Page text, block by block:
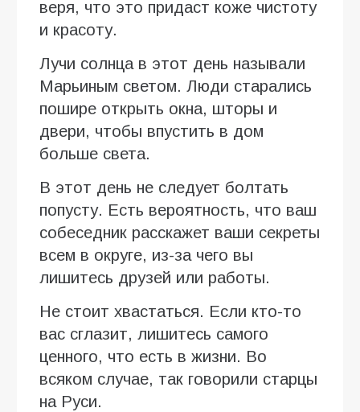
веря, что это придаст коже чистоту
и красоту.
Лучи солнца в этот день называли
Марьиным светом. Люди старались
пошире открыть окна, шторы и
двери, чтобы впустить в дом
больше света.
В этот день не следует болтать
попусту. Есть вероятность, что ваш
собеседник расскажет ваши секреты
всем в округе, из-за чего вы
лишитесь друзей или работы.
Не стоит хвастаться. Если кто-то
вас сглазит, лишитесь самого
ценного, что есть в жизни. Во
всяком случае, так говорили старцы
на Руси.